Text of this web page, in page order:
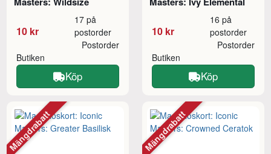
10 kr
17 på
postorder
Butiken
Postorder
Köp
10 kr
16 på
postorder
Butiken
Postorder
Köp
Mängdrabatt Mängdrabatt